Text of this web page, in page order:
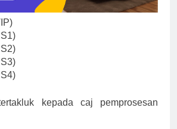
kepada caj pemprosesan